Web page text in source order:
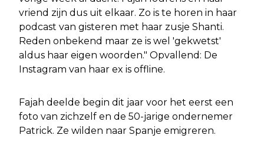
vriend zijn dus uit elkaar. Zo is te horen in haar
podcast van gisteren met haar zusje Shanti.
Reden onbekend maar ze is wel 'gekwetst'
aldus haar eigen woorden." Opvallend: De
Instagram van haar ex is offline.
Fajah deelde begin dit jaar voor het eerst een
foto van zichzelf en de 50-jarige ondernemer
Patrick. Ze wilden naar Spanje emigreren.